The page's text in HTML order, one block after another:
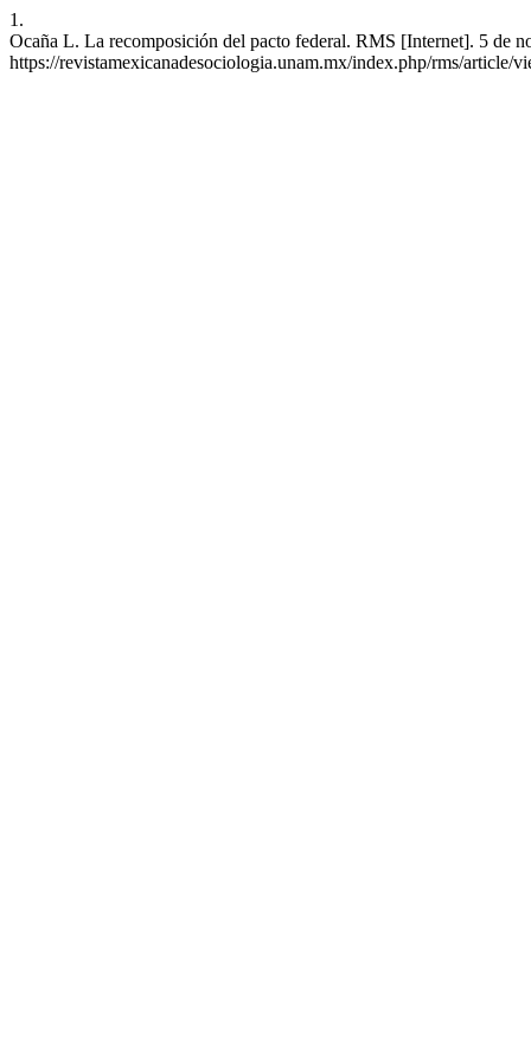
1.
Ocaña L. La recomposición del pacto federal. RMS [Internet]. 5 de
https://revistamexicanadesociologia.unam.mx/index.php/rms/article/